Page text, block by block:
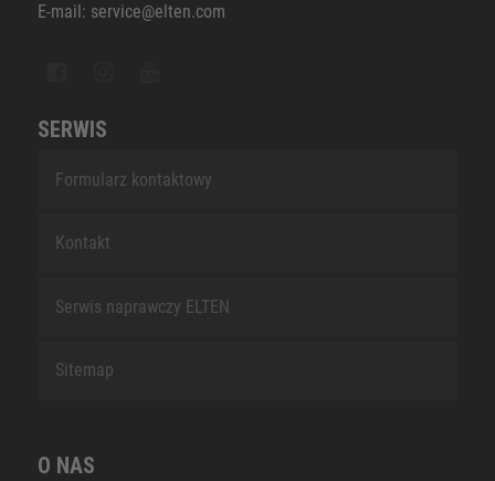
E-mail: service@elten.com
SERWIS
Formularz kontaktowy
Kontakt
Serwis naprawczy ELTEN
Sitemap
O NAS